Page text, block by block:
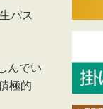
パス
んでい
極的